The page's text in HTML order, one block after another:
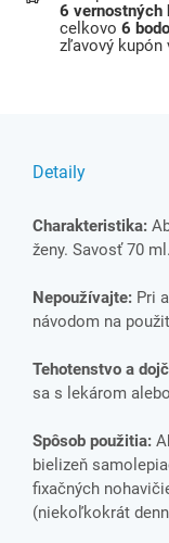
6 vernostných
celkovo 6
zľavový kupón
Detaily
Charakteristika:
ženy. Savosť 70 ml.
Nepoužívajte: Pri
návodom na
Tehotenstvo a
sa s lekárom
Spôsob použitia:
bielizeň
fixačných
(niekoľkokrát